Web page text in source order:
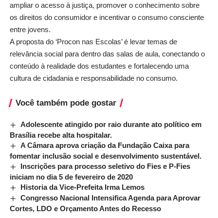
ampliar o acesso à justiça, promover o conhecimento sobre
os direitos do consumidor e incentivar o consumo consciente
entre jovens.
A proposta do ‘Procon nas Escolas’ é levar temas de
relevância social para dentro das salas de aula, conectando o
conteúdo à realidade dos estudantes e fortalecendo uma
cultura de cidadania e responsabilidade no consumo.
Você também pode gostar
Adolescente atingido por raio durante ato político em
Brasília recebe alta hospitalar.
A Câmara aprova criação da Fundação Caixa para
fomentar inclusão social e desenvolvimento sustentável.
Inscrições para processo seletivo do Fies e P-Fies
iniciam no dia 5 de fevereiro de 2020
Historia da Vice-Prefeita Irma Lemos
Congresso Nacional Intensifica Agenda para Aprovar
Cortes, LDO e Orçamento Antes do Recesso